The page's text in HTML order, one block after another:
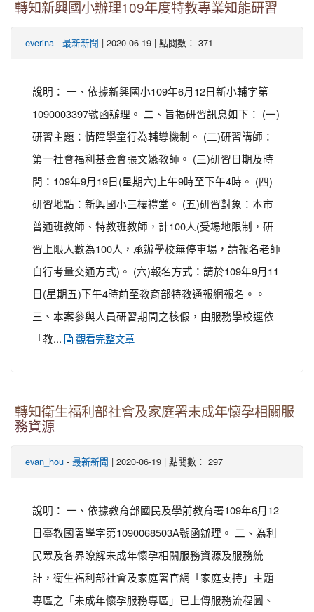
轉知新興國小辦理109年度特教專業知能研習
everina - 最新新聞 | 2020-06-19 | 點閱數： 371
說明： 一、依據新興國小109年6月12日新小輔字第
1090003397號函辦理。 二、旨揭研習訊息如下： (一)
研習主題：情障學童行為輔導機制。 (二)研習講師：
第一社會福利基金會張文嬿教師。 (三)研習日期及時
間：109年9月19日(星期六)上午9時至下午4時。 (四)
研習地點：新興國小三樓禮堂。 (五)研習對象：本市
普通班教師、特教班教師，計100人(受場地限制，研
習上限人數為100人，承辦學校無停車場，請報名老師
自行考量交通方式)。 (六)報名方式：請於109年9月11
日(星期五)下午4時前至教育部特教通報網報名。。
三、本案參與人員研習期間之核假，由服務學校逕依
「教...
觀看完整文章
轉知衛生福利部社會及家庭署未成年懷孕相關服
務資源
evan_hou - 最新新聞 | 2020-06-19 | 點閱數： 297
說明： 一、依據教育部國民及學前教育署109年6月12
日臺教國署學字第1090068503A號函辦理。 二、為利
民眾及各界瞭解未成年懷孕相關服務資源及服務統
計，衛生福利部社會及家庭署官網「家庭支持」主題
專區之「未成年懷孕服務專區」已上傳服務流程圖、